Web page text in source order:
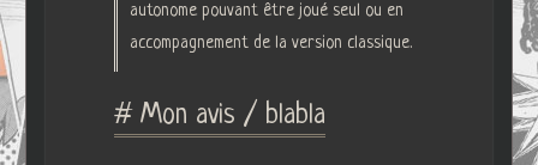
autonome pouvant être joué seul ou en
accompagnement de la version classique.
# Mon avis / blabla